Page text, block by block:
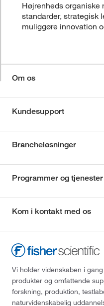
Højrenheds organiske
standarder, strategisk
muliggøre innovation
Om os
Kundesupport
Brancheløsninger
Programmer og tjenester
Kom i kontakt med os
Vi holder videnskaben i
produkter og omfattende
forskning, produktion,
naturvidenskabelig